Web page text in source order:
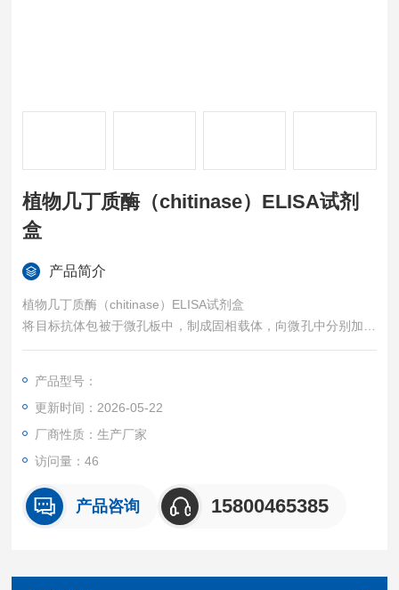
植物几丁质酶（chitinase）ELISA试剂
盒
产品简介
植物几丁质酶（chitinase）ELISA试剂盒
将目标抗体包被于微孔板中，制成固相载体，向微孔中分别加入
标准品或标本，其中的目标连接于固相载体上的抗体结合，然后
记和亲和素，再次洗涤后加入TMB底物显色。TMB在过氧化物酶
的催化下转化成蓝色，并在酸的作用下转化成最终的黄色。颜色
的深浅和样品中的目标呈正相关。
产品型号：
更新时间：2026-05-22
厂商性质：生产厂家
访问量：46
产品咨询 15800465385